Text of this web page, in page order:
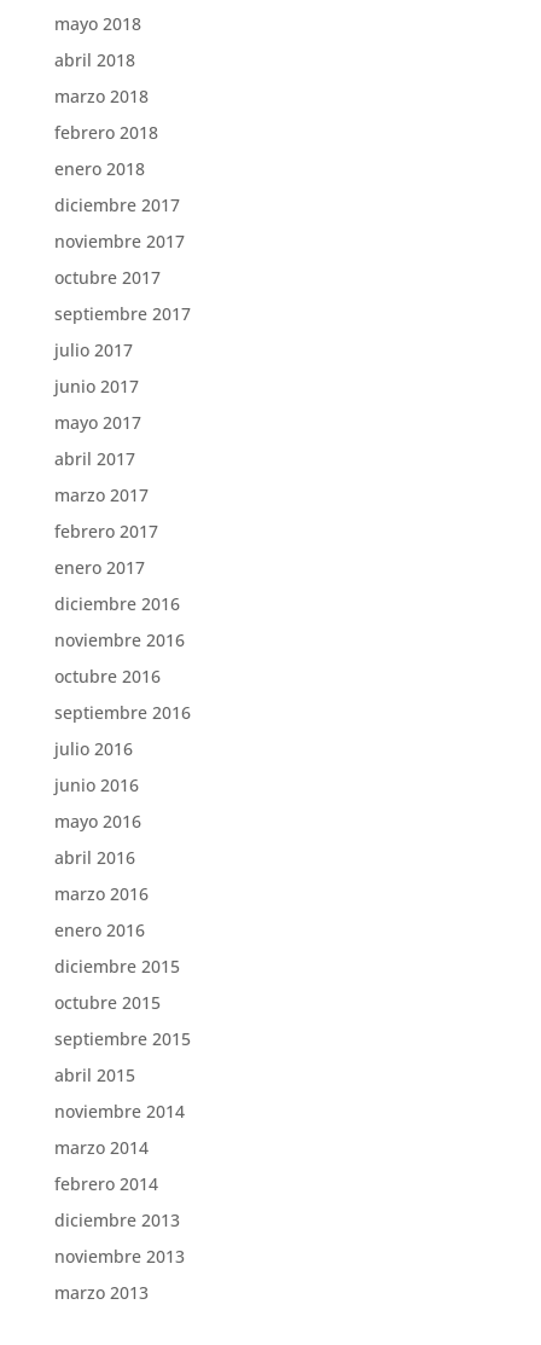
mayo 2018
abril 2018
marzo 2018
febrero 2018
enero 2018
diciembre 2017
noviembre 2017
octubre 2017
septiembre 2017
julio 2017
junio 2017
mayo 2017
abril 2017
marzo 2017
febrero 2017
enero 2017
diciembre 2016
noviembre 2016
octubre 2016
septiembre 2016
julio 2016
junio 2016
mayo 2016
abril 2016
marzo 2016
enero 2016
diciembre 2015
octubre 2015
septiembre 2015
abril 2015
noviembre 2014
marzo 2014
febrero 2014
diciembre 2013
noviembre 2013
marzo 2013